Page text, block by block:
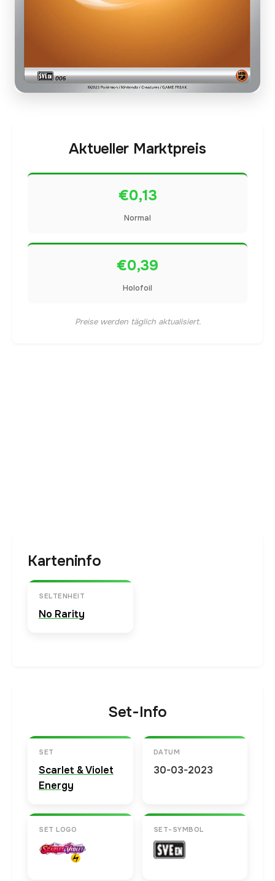
Aktueller Marktpreis
€0,13
Normal
€0,39
Holofoil
Preise werden täglich aktualisiert.
Karteninfo
SELTENHEIT
No Rarity
Set-Info
SET
Scarlet & Violet
Energy
DATUM
30-03-2023
SET LOGO SET-SYMBOL